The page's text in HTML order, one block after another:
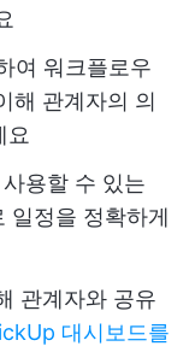
여 워크플로우
해 관계자의 의
요
용할 수 있는
일정을 정확하게
관계자와 공유
대시보드를